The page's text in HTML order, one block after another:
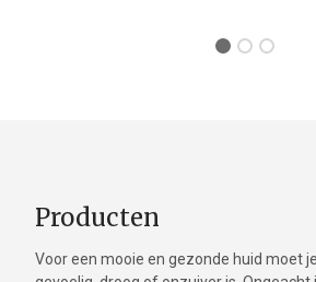
Producten
Voor een mooie en gezonde huid moet